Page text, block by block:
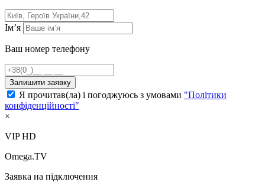
Ім’я
Ваш номер телефону
Залишити заявку
Я прочитав(ла) і погоджуюсь з умовами "Політики
конфіденційності"
×
VIP HD
Omega.TV
Заявка на підключення